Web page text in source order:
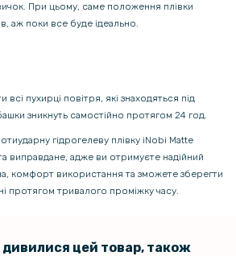
При цьому, саме положення плівки
аж поки все буде ідеально.
всі пухирці повітря, які знаходяться під
зникнуть самостійно протягом 24 год.
гідрогелеву плівку iNobi Matte
виправдане, адже ви отримуєте надійний
комфорт використання та зможете зберегти
протягом тривалого проміжку часу.
дивилися цей товар, також